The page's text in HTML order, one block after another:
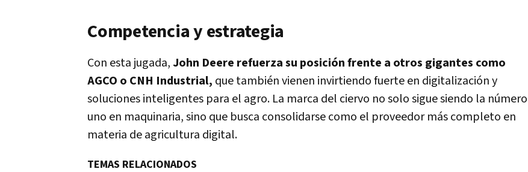
Competencia y estrategia
Con esta jugada,John Deere refuerza su posición frente a otros gigantes como
AGCO o CNH Industrial, que también vienen invirtiendo fuerte en digitalización y
soluciones inteligentes para el agro. La marca del ciervo no solo sigue siendo la número
uno en maquinaria, sino que busca consolidarse como el proveedor más completo en
materia de agricultura digital.
TEMAS RELACIONADOS